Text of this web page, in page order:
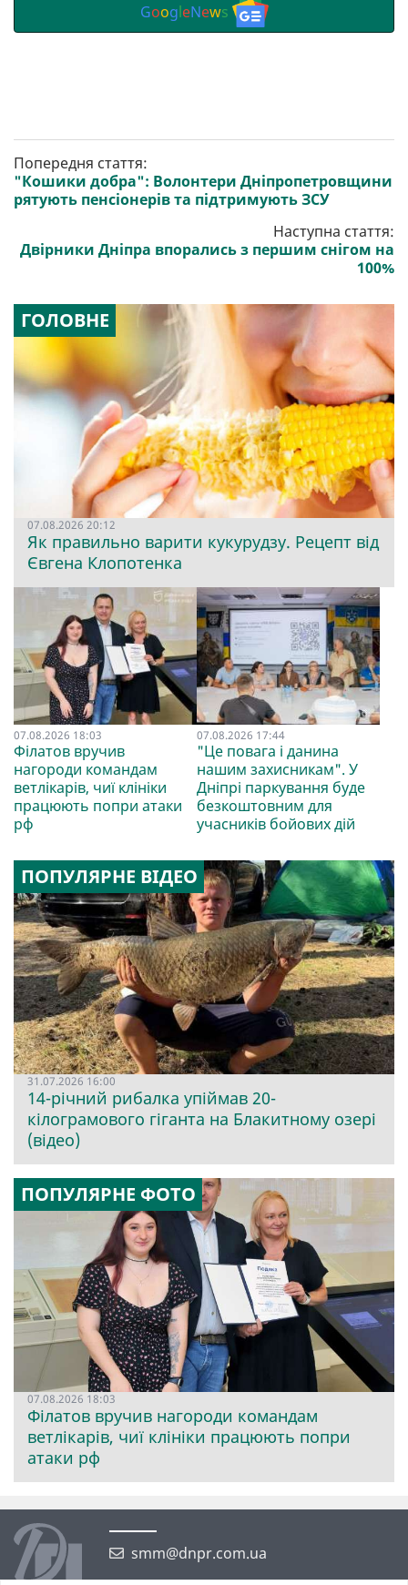
GoogleNews
Попередня стаття:
"Кошики добра": Волонтери Дніпропетровщини
рятують пенсіонерів та підтримують ЗСУ
Наступна стаття:
Двірники Дніпра впорались з першим снігом на
100%
ГОЛОВНЕ
07.08.2026 20:12
Як правильно варити кукурудзу. Рецепт від
Євгена Клопотенка
07.08.2026 18:03
Філатов вручив
нагороди командам
ветлікарів, чиї клініки
працюють попри атаки
рф
07.08.2026 17:44
"Це повага і данина
нашим захисникам". У
Дніпрі паркування буде
безкоштовним для
учасників бойових дій
ПОПУЛЯРНЕ ВІДЕО
31.07.2026 16:00
14-річний рибалка упіймав 20-
кілограмового гіганта на Блакитному озері
(відео)
ПОПУЛЯРНЕ ФОТО
07.08.2026 18:03
Філатов вручив нагороди командам
ветлікарів, чиї клініки працюють попри
атаки рф
smm@dnpr.com.ua